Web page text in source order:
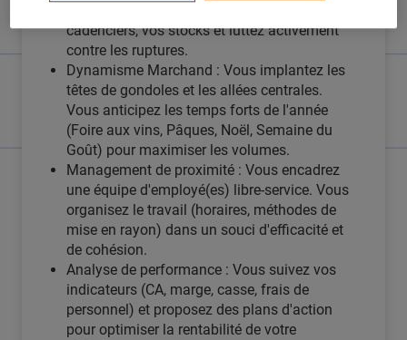
cadenciers, vos stocks et luttez activement
contre les ruptures.
Dynamisme Marchand : Vous implantez les
têtes de gondoles et les allées centrales.
Vous anticipez les temps forts de l'année
(Foire aux vins, Pâques, Noël, Semaine du
Goût) pour maximiser les volumes.
Management de proximité : Vous encadrez
une équipe d'employé(es) libre-service. Vous
organisez le travail (horaires, méthodes de
mise en rayon) dans un souci d'efficacité et
de cohésion.
Analyse de performance : Vous suivez vos
indicateurs (CA, marge, casse, frais de
personnel) et proposez des plans d'action
pour optimiser la rentabilité de votre